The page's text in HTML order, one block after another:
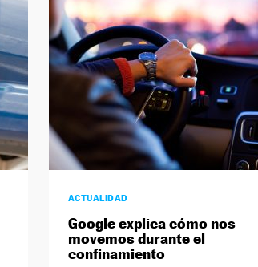
ACTUALIDAD
Google explica cómo nos
movemos durante el
confinamiento